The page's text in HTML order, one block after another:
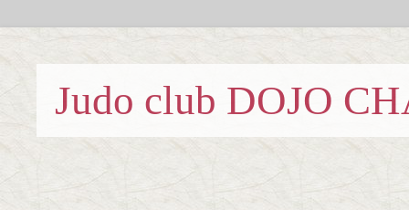
Judo club DOJO